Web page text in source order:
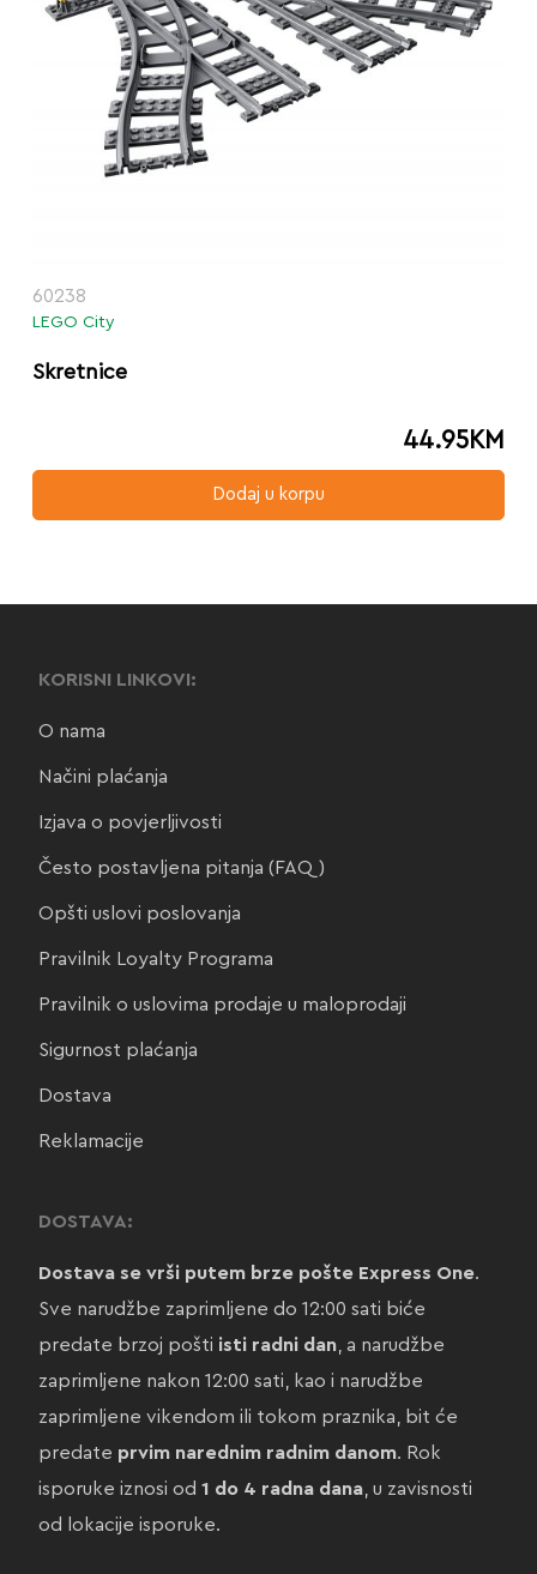
60238
LEGO City
Skretnice
44.95KM
Dodaj u korpu
KORISNI LINKOVI:
O nama
Načini plaćanja
Izjava o povjerljivosti
Često postavljena pitanja (FAQ)
Opšti uslovi poslovanja
Pravilnik Loyalty Programa
Pravilnik o uslovima prodaje u maloprodaji
Sigurnost plaćanja
Dostava
Reklamacije
DOSTAVA:
Dostava se vrši putem brze pošte Express One.
Sve narudžbe zaprimljene do 12:00 sati biće
predate brzoj pošti isti radni dan, a narudžbe
zaprimljene nakon 12:00 sati, kao i narudžbe
zaprimljene vikendom ili tokom praznika, bit će
predate prvim narednim radnim danom. Rok
isporuke iznosi od 1 do 4 radna dana, u zavisnosti
od lokacije isporuke.